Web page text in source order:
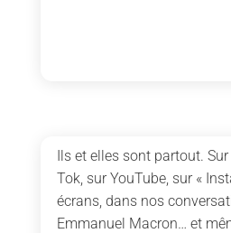
Ils et elles sont partout.
Tok, sur YouTube, sur «
écrans, dans nos
Emmanuel Macron… et